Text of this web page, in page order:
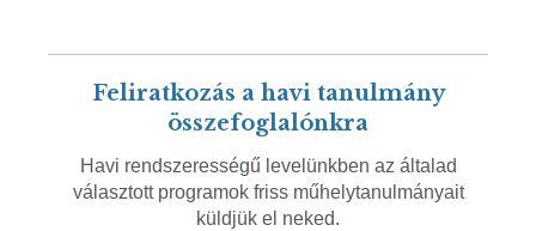
Feliratkozás a havi tanulmány
összefoglalónkra
Havi rendszerességű levelünkben az általad
választott programok friss műhelytanulmányait
küldjük el neked.